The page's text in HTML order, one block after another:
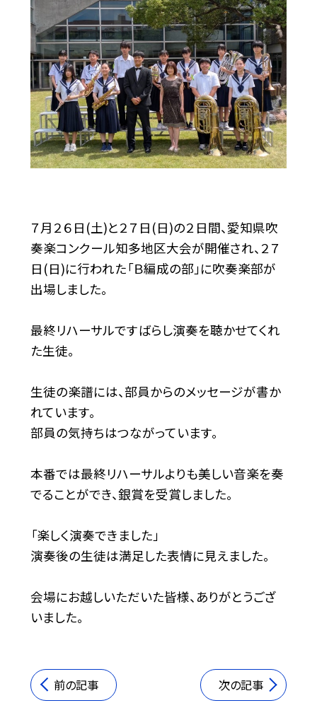
７月２６日(土)と２７日(日)の２日間、愛知県吹
奏楽コンクール知多地区大会が開催され、２７
日(日)に行われた「Ｂ編成の部」に吹奏楽部が
出場しました。
最終リハーサルですばらし演奏を聴かせてくれ
た生徒。
生徒の楽譜には、部員からのメッセージが書か
れています。
部員の気持ちはつながっています。
本番では最終リハーサルよりも美しい音楽を奏
でることができ、銀賞を受賞しました。
「楽しく演奏できました」
演奏後の生徒は満足した表情に見えました。
会場にお越しいただいた皆様、ありがとうござ
いました。
前の記事 次の記事